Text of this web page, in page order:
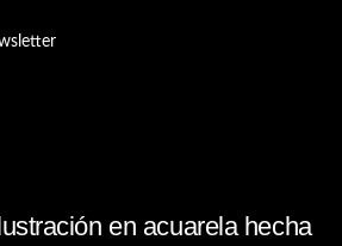
en acuarela hecha